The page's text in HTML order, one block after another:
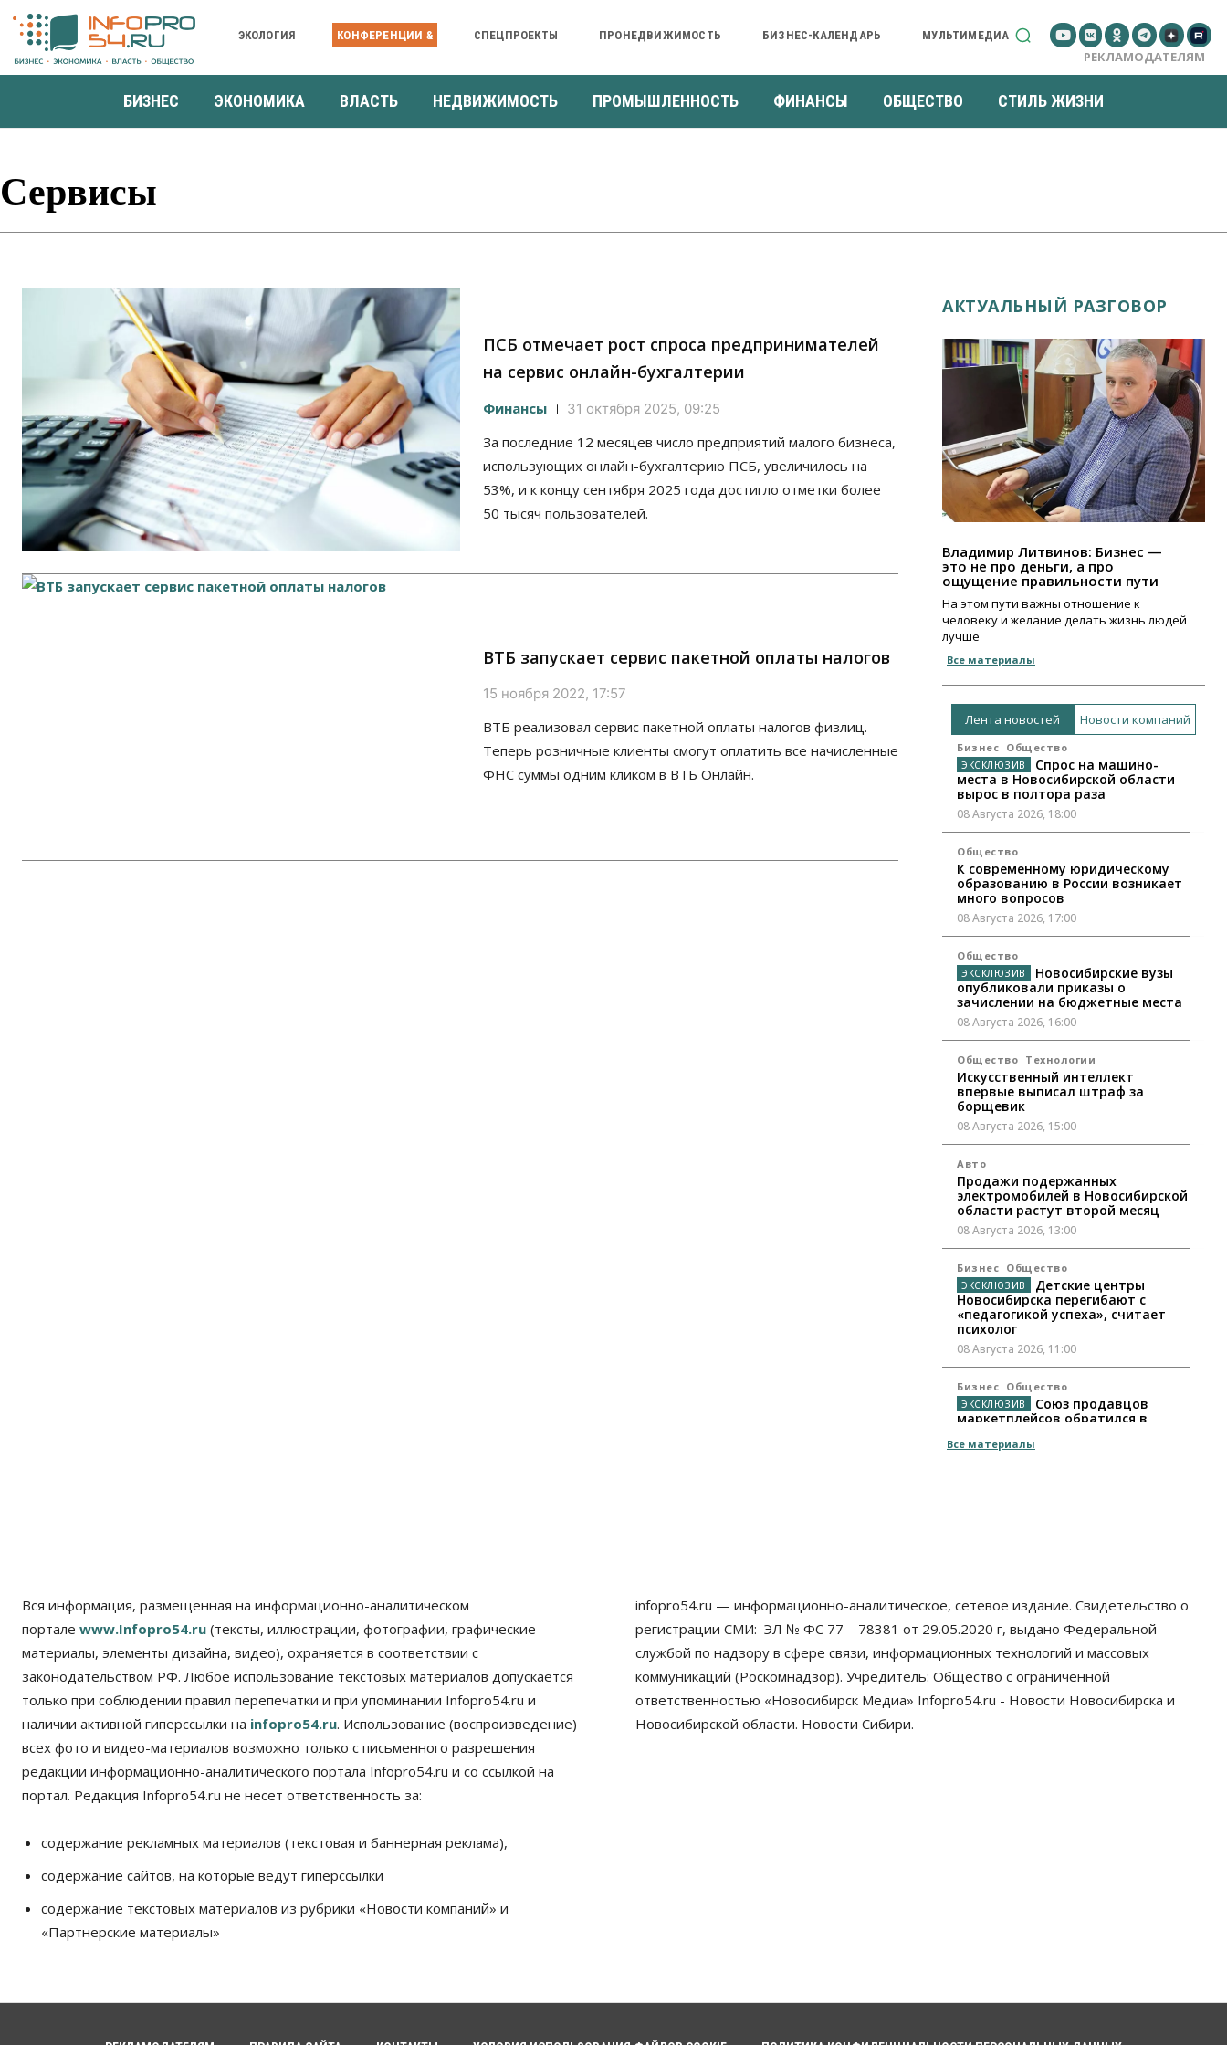
ЭКОЛОГИЯ КОНФЕРЕНЦИИ & СПЕЦПРОЕКТЫ ПРОНЕДВИЖИМОСТЬ БИЗНЕС-КАЛЕНДАРЬ МУЛЬТИМЕДИА
РЕКЛАМОДАТЕЛЯМ
БИЗНЕС ЭКОНОМИКА ВЛАСТЬ НЕДВИЖИМОСТЬ ПРОМЫШЛЕННОСТЬ ФИНАНСЫ ОБЩЕСТВО СТИЛЬ ЖИЗНИ
Сервисы
ПСБ отмечает рост спроса предпринимателей
на сервис онлайн-бухгалтерии
Финансы 31 октября 2025, 09:25
За последние 12 месяцев число предприятий малого бизнеса,
использующих онлайн-бухгалтерию ПСБ, увеличилось на
53%, и к концу сентября 2025 года достигло отметки более
50 тысяч пользователей.
ВТБ запускает сервис пакетной оплаты налогов
15 ноября 2022, 17:57
ВТБ реализовал сервис пакетной оплаты налогов физлиц.
Теперь розничные клиенты смогут оплатить все начисленные
ФНС суммы одним кликом в ВТБ Онлайн.
АКТУАЛЬНЫЙ РАЗГОВОР
Владимир Литвинов: Бизнес —
это не про деньги, а про
ощущение правильности пути
На этом пути важны отношение к
человеку и желание делать жизнь людей
лучше
Все материалы
Лента новостей Новости компаний
Бизнес Общество
Спрос на машино-
места в Новосибирской области
вырос в полтора раза
08 Августа 2026, 18:00
Общество
К современному юридическому
образованию в России возникает
много вопросов
08 Августа 2026, 17:00
Общество
Новосибирские вузы
опубликовали приказы о
зачислении на бюджетные места
08 Августа 2026, 16:00
Общество Технологии
Искусственный интеллект
впервые выписал штраф за
борщевик
08 Августа 2026, 15:00
Авто
Продажи подержанных
электромобилей в Новосибирской
области растут второй месяц
08 Августа 2026, 13:00
Бизнес Общество
Детские центры
Новосибирска перегибают с
«педагогикой успеха», считает
психолог
08 Августа 2026, 11:00
Бизнес Общество
Союз продавцов
маркетплейсов обратился в
WB
В Новосибирской
области резко сократился
грузооборот в автоперевозках
07 Августа 2026, 19:00
Общество
Все материалы
Вся информация, размещенная на информационно-аналитическом
портале www.Infopro54.ru (тексты, иллюстрации, фотографии, графические
материалы, элементы дизайна, видео), охраняется в соответствии с
законодательством РФ. Любое использование текстовых материалов допускается
только при соблюдении правил перепечатки и при упоминании Infopro54.ru и
наличии активной гиперссылки на infopro54.ru. Использование (воспроизведение)
всех фото и видео-материалов возможно только с письменного разрешения
редакции информационно-аналитического портала Infopro54.ru и со ссылкой на
портал. Редакция Infopro54.ru не несет ответственность за:
содержание рекламных материалов (текстовая и баннерная реклама),
содержание сайтов, на которые ведут гиперссылки
содержание текстовых материалов из рубрики «Новости компаний» и
«Партнерские материалы»
infopro54.ru — информационно-аналитическое, сетевое издание. Свидетельство о
регистрации СМИ: ЭЛ № ФС 77 – 78381 от 29.05.2020 г, выдано Федеральной
службой по надзору в сфере связи, информационных технологий и массовых
коммуникаций (Роскомнадзор). Учредитель: Общество с ограниченной
ответственностью «Новосибирск Медиа» Infopro54.ru - Новости Новосибирска и
Новосибирской области. Новости Сибири.